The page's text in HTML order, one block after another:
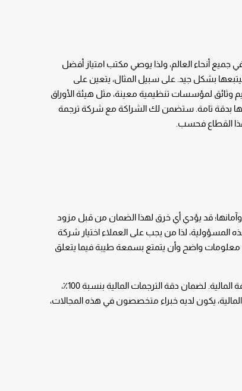
جميع أنحاء العالم، ولذا يوصي مكتب امتياز أفضل
بشكل جيد. على سبيل المثال، يتعين على
وثائق لمؤسسات تنظيمية معينة، مثل هيئة الأوراق
بدقة تامة. ستضمن لك الشراكة مع شركة ترجمة
القطاع فحسب.
قد يؤدي أي خرق لهذا الضمان من قبل مزود
لذا من يجب على العملاء اختيار شركة
معلومات واضح وأن يتمتع بسمعة طيبة فيما يتعلق
مع استمرار نمو الصناعة المالية، ستستخدم المزيد من الشركات العالمية خدمات الترجمة المالية. لضمان دقة الترجمات المالية بنسبة 100٪،
يكون لديه خبراء متخصصون في هذه المجالات،